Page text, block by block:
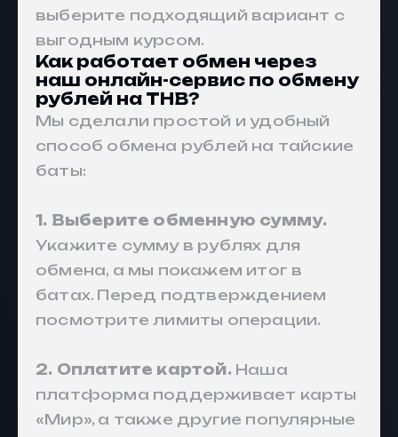
выберите подходящий вариант с
выгодным курсом.
Как работает обмен через
наш онлайн-сервис по обмену
рублей на THB?
Мы сделали простой и удобный
способ обмена рублей на тайские
баты:
1. Выберите обменную сумму.
Укажите сумму в рублях для
обмена, а мы покажем итог в
батах. Перед подтверждением
посмотрите лимиты операции.
2. Оплатите картой. Наша
платформа поддерживает карты
«Мир», а также другие популярные